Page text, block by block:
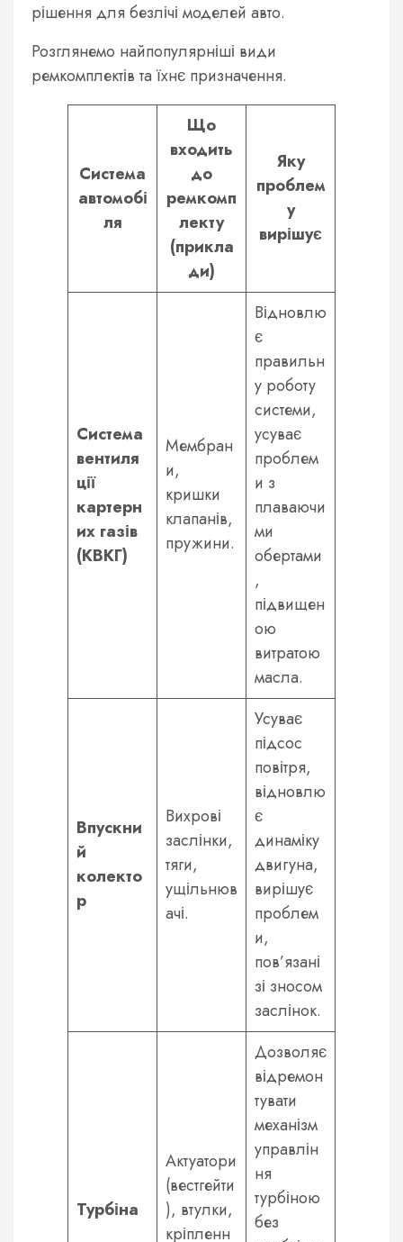
рішення для безлічі моделей авто.
Розглянемо найпопулярніші види
ремкомплектів та їхнє призначення.
Система
автомобі
ля
Що
входить
до
ремкомп
лекту
(прикла
ди)
Яку
проблем
у
вирішує
Система
вентиля
ції
картерн
их газів
(КВКГ)
Мембран
и,
кришки
клапанів,
пружини.
Відновлю
є
правильн
у роботу
системи,
усуває
проблем
и з
плаваючи
ми
обертами
,
підвищен
ою
витратою
масла.
Впускни
й
колекто
р
Вихрові
заслінки,
тяги,
ущільнюв
ачі.
Усуває
підсос
повітря,
відновлю
є
динаміку
двигуна,
вирішує
проблем
и,
пов’язані
зі зносом
заслінок.
Турбіна
Актуатори
(вестгейти
), втулки,
кріпленн
Дозволяє
відремон
тувати
механізм
управлін
ня
турбіною
без